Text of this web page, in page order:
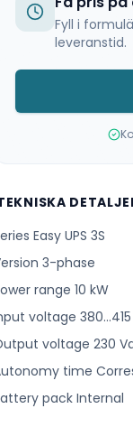
Fyll i
leveranstid.
Easy UPS 3S
3-phase
range 10 kW
voltage
voltage 230
time
pack Internal